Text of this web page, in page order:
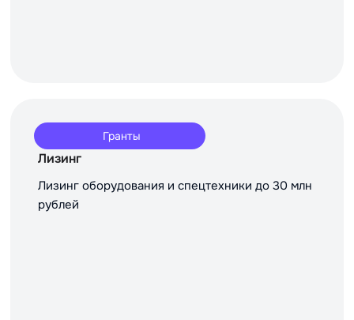
Гранты
Лизинг
Лизинг оборудования и спецтехники до 30 млн
рублей